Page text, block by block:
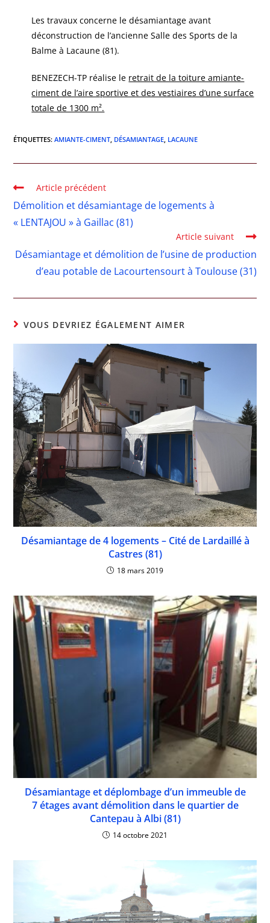
Les travaux concerne le désamiantage avant
déconstruction de l’ancienne Salle des Sports de la
Balme à Lacaune (81).
BENEZECH-TP réalise le retrait de la toiture amiante-
ciment de l’aire sportive et des vestiaires d’une surface
totale de 1300 m².
ÉTIQUETTES:AMIANTE-CIMENT, DÉSAMIANTAGE, LACAUNE
Article précédent
Démolition et désamiantage de logements à
« LENTAJOU » à Gaillac (81)
Article suivant
Désamiantage et démolition de l’usine de production
d’eau potable de Lacourtensourt à Toulouse (31)
VOUS DEVRIEZ ÉGALEMENT AIMER
Désamiantage de 4 logements – Cité de Lardaillé à
Castres (81)
18 mars 2019
Désamiantage et déplombage d’un immeuble de
7 étages avant démolition dans le quartier de
Cantepau à Albi (81)
14 octobre 2021